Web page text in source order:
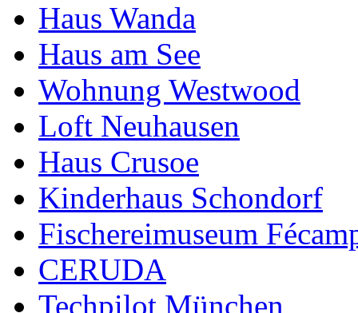
Haus Wanda
Haus am See
Wohnung Westwood
Loft Neuhausen
Haus Crusoe
Kinderhaus Schondorf
Fischereimuseum
CERUDA
Techpilot München